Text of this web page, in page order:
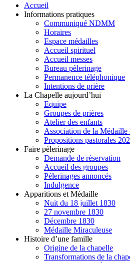
Accueil
Informations pratiques
Communiqué NDMM
Horaires
Espace médailles
Accueil spirituel
Accueil messes
Bureau pèlerinage
Permanence téléphonique
Intentions de prière
La Chapelle aujourd’hui
Equipe
Groupes de prières
Atelier des enfants
Association de la Médaille
Propositions pastorales
Faire pèlerinage
Demande de réservation
Accueil des groupes
Pèlerinages annoncés
Indulgence
Apparitions et Médaille
Nuit du 18 juillet 1830
27 novembre 1830
Décembre 1830
Médaille Miraculeuse
Histoire d’une famille
Origine de la chapelle
Transformations de la